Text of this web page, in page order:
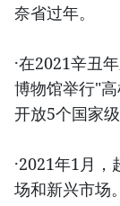
奈省过年。
·在2021辛丑
博物馆举行"
开放5个国家
·2021年1月
场和新兴市场